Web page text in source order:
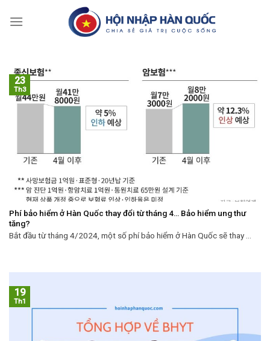
Phí bảo hiểm ở Hàn Quốc thay đổi từ tháng 4… Bảo hiểm ung thư
tăng?
Bắt đầu từ tháng 4/2024, một số phí bảo hiểm ở Hàn Quốc sẽ thay ...
23
Th3
19
Th1